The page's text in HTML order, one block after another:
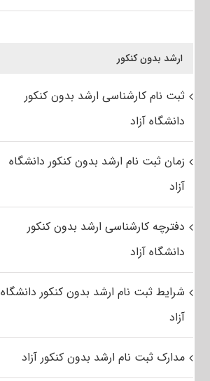
ارشد بدون کنکور
ثبت نام کارشناسی ارشد بدون کنکور
دانشگاه آزاد
زمان ثبت نام ارشد بدون کنکور دانشگاه
آزاد
دفترچه کارشناسی ارشد بدون کنکور
دانشگاه آزاد
شرایط ثبت نام ارشد بدون کنکور دانشگاه
آزاد
مدارک ثبت نام ارشد بدون کنکور آزاد